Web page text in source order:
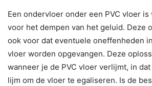
Een ondervloer onder een PVC vloer is
voor het dempen van het geluid. Deze
ook voor dat eventuele oneffenheden
vloer worden opgevangen. Deze
wanneer je de PVC vloer verlijmt, in
lijm om de vloer te egaliseren. Is de